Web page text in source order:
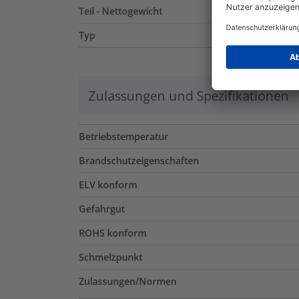
Teil - Nettogewicht
Typ
Zulassungen und Spezifikationen
Betriebstemperatur
Brandschutzeigenschaften
ELV konform
Gefahrgut
ROHS konform
Schmelzpunkt
Zulassungen/Normen